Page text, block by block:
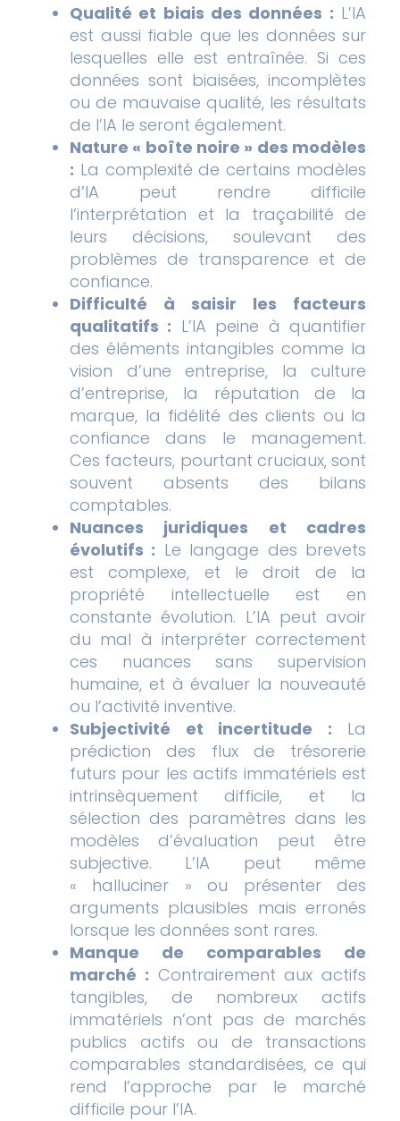
Qualité et biais des données : L’IA
est aussi fiable que les données sur
lesquelles elle est entraînée. Si ces
données sont biaisées, incomplètes
ou de mauvaise qualité, les résultats
de l’IA le seront également.
Nature « boîte noire » des modèles
: La complexité de certains modèles
d’IA peut rendre difficile
l’interprétation et la traçabilité de
leurs décisions, soulevant des
problèmes de transparence et de
confiance.
Difficulté à saisir les facteurs
qualitatifs : L’IA peine à quantifier
des éléments intangibles comme la
vision d’une entreprise, la culture
d’entreprise, la réputation de la
marque, la fidélité des clients ou la
confiance dans le management.
Ces facteurs, pourtant cruciaux, sont
souvent absents des bilans
comptables.
Nuances juridiques et cadres
évolutifs : Le langage des brevets
est complexe, et le droit de la
propriété intellectuelle est en
constante évolution. L’IA peut avoir
du mal à interpréter correctement
ces nuances sans supervision
humaine, et à évaluer la nouveauté
ou l’activité inventive.
Subjectivité et incertitude : La
prédiction des flux de trésorerie
futurs pour les actifs immatériels est
intrinsèquement difficile, et la
sélection des paramètres dans les
modèles d’évaluation peut être
subjective. L’IA peut même
« halluciner » ou présenter des
arguments plausibles mais erronés
lorsque les données sont rares.
Manque de comparables de
marché : Contrairement aux actifs
tangibles, de nombreux actifs
immatériels n’ont pas de marchés
publics actifs ou de transactions
comparables standardisées, ce qui
rend l’approche par le marché
difficile pour l’IA.